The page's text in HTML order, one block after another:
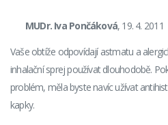
MUDr. Iva Pončáková, 19. 4. 2011
Vaše obtíže odpovídají astmatu a
inhalační sprej používat dlouhodobě.
problém, měla byste navíc užívat
kapky.